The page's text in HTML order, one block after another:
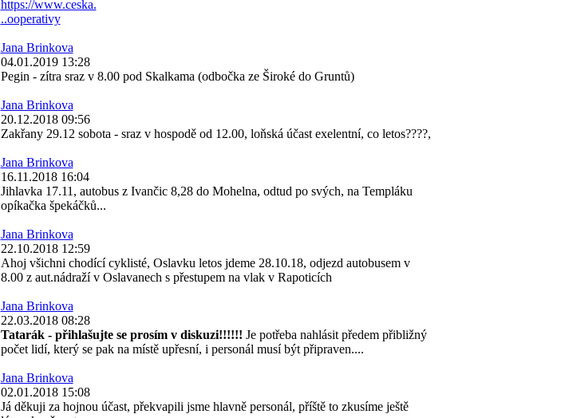
https://www.ceska.
..ooperativy
Jana Brinkova
04.01.2019 13:28
Pegin - zítra sraz v 8.00 pod Skalkama (odbočka ze Široké do Gruntů)
Jana Brinkova
20.12.2018 09:56
Zakřany 29.12 sobota - sraz v hospodě od 12.00, loňská účast exelentní, co letos????,
Jana Brinkova
16.11.2018 16:04
Jihlavka 17.11, autobus z Ivančic 8,28 do Mohelna, odtud po svých, na Templáku
opíkačka špekáčků...
Jana Brinkova
22.10.2018 12:59
Ahoj všichni chodící cyklisté, Oslavku letos jdeme 28.10.18, odjezd autobusem v
8.00 z aut.nádraží v Oslavanech s přestupem na vlak v Rapoticích
Jana Brinkova
22.03.2018 08:28
Tatarák - přihlašujte se prosím v diskuzi!!!!!! Je potřeba nahlásit předem přibližný
počet lidí, který se pak na místě upřesní, i personál musí být připraven....
Jana Brinkova
02.01.2018 15:08
Já děkuji za hojnou účast, překvapili jsme hlavně personál, příště to zkusíme ještě